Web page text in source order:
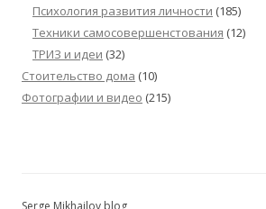
Психология развития личности (185)
Техники самосовершенстования (12)
ТРИЗ и идеи (32)
Стоительство дома (10)
Фотографии и видео (215)
Serge Mikhailov blog